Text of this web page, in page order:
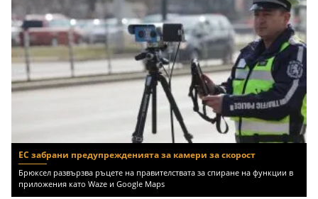
ЕС забрани предупрежденията за камери за скорост
Брюксел развързва ръцете на правителствата за спиране на функции в
приложения като Waze и Google Maps